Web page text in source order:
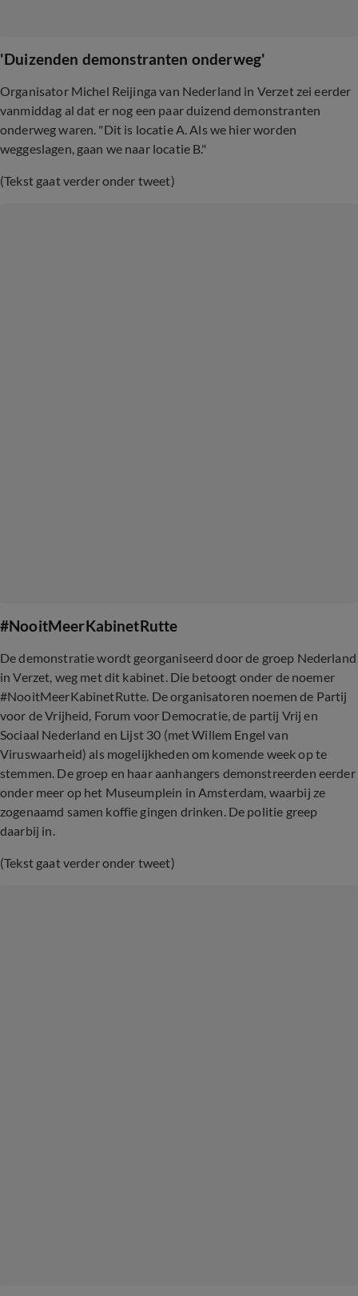
'Duizenden demonstranten onderweg'
Organisator Michel Reijinga van Nederland in Verzet zei eerder
vanmiddag al dat er nog een paar duizend demonstranten
onderweg waren. "Dit is locatie A. Als we hier worden
weggeslagen, gaan we naar locatie B."
(Tekst gaat verder onder tweet)
#NooitMeerKabinetRutte
De demonstratie wordt georganiseerd door de groep Nederland
in Verzet, weg met dit kabinet. Die betoogt onder de noemer
#NooitMeerKabinetRutte. De organisatoren noemen de Partij
voor de Vrijheid, Forum voor Democratie, de partij Vrij en
Sociaal Nederland en Lijst 30 (met Willem Engel van
Viruswaarheid) als mogelijkheden om komende week op te
stemmen. De groep en haar aanhangers demonstreerden eerder
onder meer op het Museumplein in Amsterdam, waarbij ze
zogenaamd samen koffie gingen drinken. De politie greep
daarbij in.
(Tekst gaat verder onder tweet)